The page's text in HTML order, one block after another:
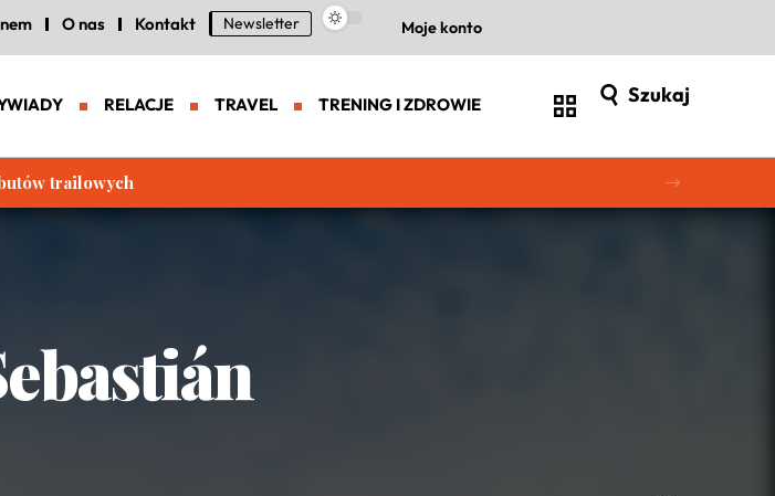
O nas Kontakt Newsletter Moje konto
RELACJE TRAVEL TRENING I ZDROWIE Szukaj
trailowych